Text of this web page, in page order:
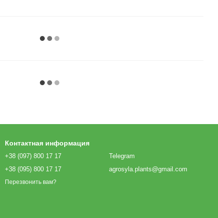
Контактная информация
+38 (097) 800 17 17
+38 (095) 800 17 17
Перезвонить вам?
Telegram
agrosyla.plants@gmail.com